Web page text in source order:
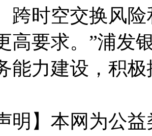
跨时空交换风
高要求。”浦发
能力建设，积
明】本网为公